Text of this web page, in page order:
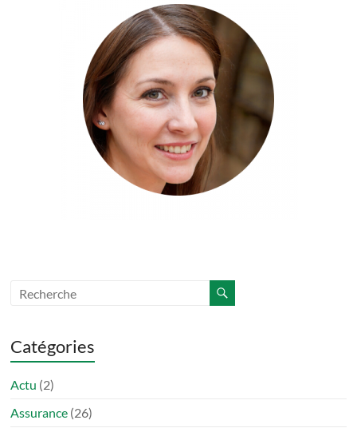
Catégories
Actu (2)
Assurance (26)